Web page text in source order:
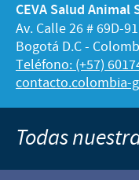
CEVA Salud Animal
Av. Calle 26 # 69D-
Bogotá D.C -
Teléfono: (+57)
contacto.colombia-
Todas